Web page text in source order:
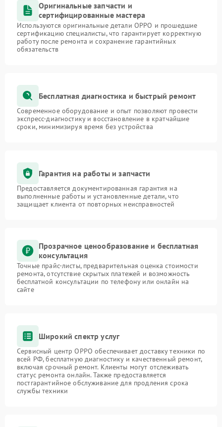
Оригинальные запчасти и
сертифицированные мастера
Используются оригинальные детали OPPO и прошедшие
сертификацию специалисты, что гарантирует корректную
работу после ремонта и сохранение гарантийных
обязательств
Бесплатная диагностика и быстрый ремонт
Современное оборудование и опыт позволяют провести
экспресс-диагностику и восстановление в кратчайшие
сроки, минимизируя время без устройства
Гарантия на работы и запчасти
Предоставляется документированная гарантия на
выполненные работы и установленные детали, что
защищает клиента от повторных неисправностей
Прозрачное ценообразование и бесплатная
консультация
Точные прайс-листы, предварительная оценка стоимости
ремонта, отсутствие скрытых платежей и возможность
бесплатной консультации по телефону или онлайн на
сайте
Широкий спектр услуг
Сервисный центр OPPO обеспечивает доставку техники по
всей РФ, бесплатную диагностику и качественный ремонт,
включая срочный ремонт. Клиенты могут отслеживать
статус ремонта онлайн. Также предоставляется
постгарантийное обслуживание для продления срока
службы техники